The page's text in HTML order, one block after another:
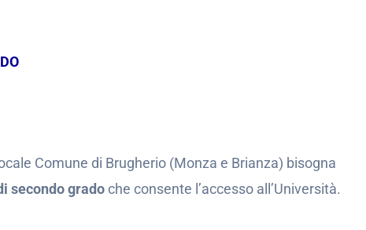
Comune di Brugherio (Monza e Brianza) bisogna
secondo gradoche consente l’accesso all’Università.